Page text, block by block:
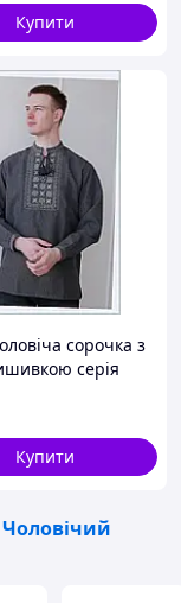
Купити
сорочка з
серія
Купити
Чоловічий